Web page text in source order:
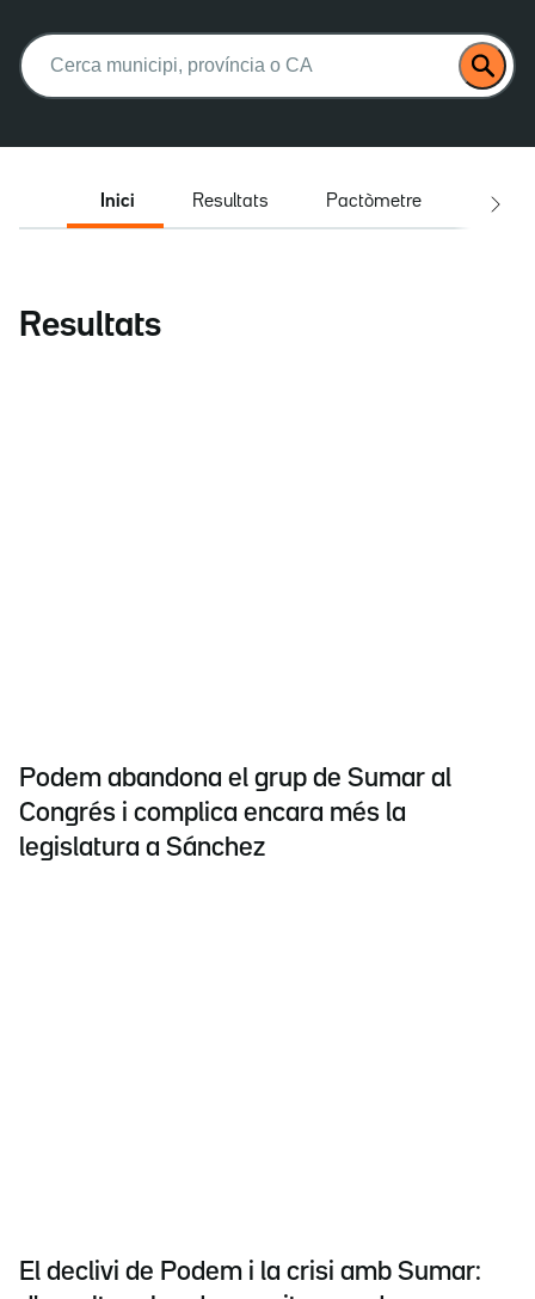
Buscar:
Inici Resultats Pactòmetre
Resultats
Podem abandona el grup de Sumar al
Congrés i complica encara més la
legislatura a Sánchez
El declivi de Podem i la crisi amb Sumar: